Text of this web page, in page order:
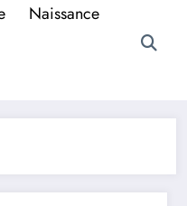
Naissance